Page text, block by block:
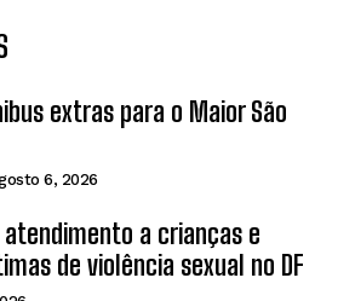
extras para o Maior São
6, 2026
a crianças e
de violência sexual no DF